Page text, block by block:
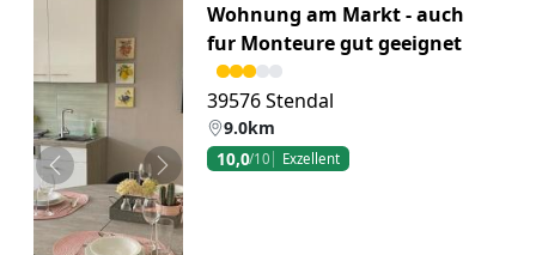
Zurück Weiter
Wohnung am Markt - auch
fur Monteure gut geeignet
39576 Stendal
9.0km
10,0/10 Exzellent